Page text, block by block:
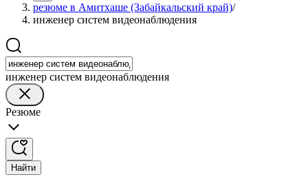
резюме в Амитхаше (Забайкальский край)/
инженер систем видеонаблюдения
инженер систем видеонаблюдения
Резюме
Найти